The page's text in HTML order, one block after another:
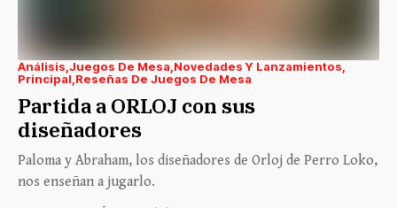
Análisis Juegos De Mesa Novedades Y Lanzamientos
Principal Reseñas De Juegos De Mesa
Partida a ORLOJ con sus
diseñadores
Paloma y Abraham, los diseñadores de Orloj de Perro Loko,
nos enseñan a jugarlo.